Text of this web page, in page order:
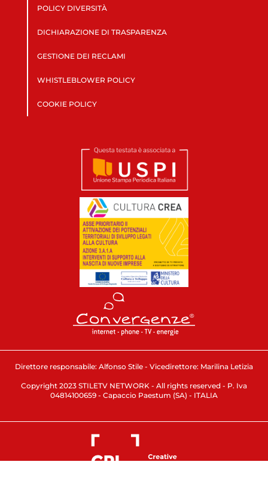
POLICY DIVERSITÀ
DICHIARAZIONE DI TRASPARENZA
GESTIONE DEI RECLAMI
WHISTLEBLOWER POLICY
COOKIE POLICY
Direttore responsabile: Alfonso Stile - Vicedirettore: Marilina Letizia
Copyright 2023 STILETV NETWORK - All rights reserved - P. Iva
04814100659 - Capaccio Paestum (SA) - ITALIA